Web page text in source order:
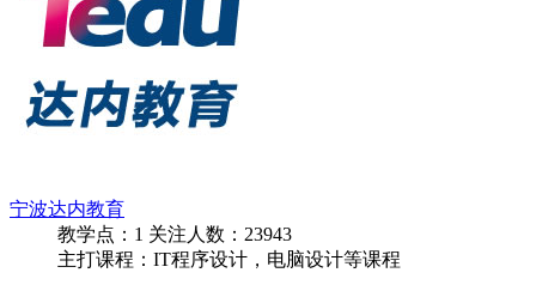
宁波达内教育
教学点： 1 关注人数： 23943
主打课程：IT程序设计，电脑设计等课程